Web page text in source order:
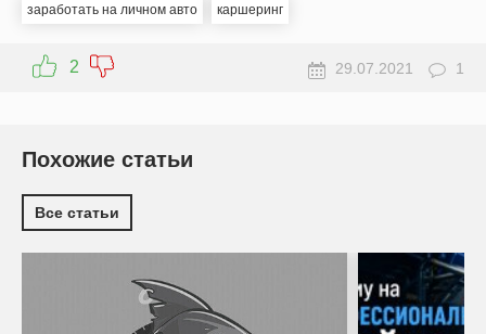
заработать на личном авто каршеринг
2 29.07.2021 1
Похожие статьи
Все статьи